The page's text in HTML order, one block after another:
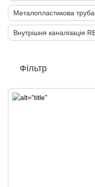
Металопластикова труба
Внутрішня каналізація
Фільтр